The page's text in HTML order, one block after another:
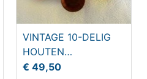
VINTAGE 10-DELIG
HOUTEN
PINDASTELLETJE
€ 49,50